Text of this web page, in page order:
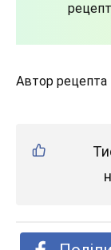
Автор рецепта